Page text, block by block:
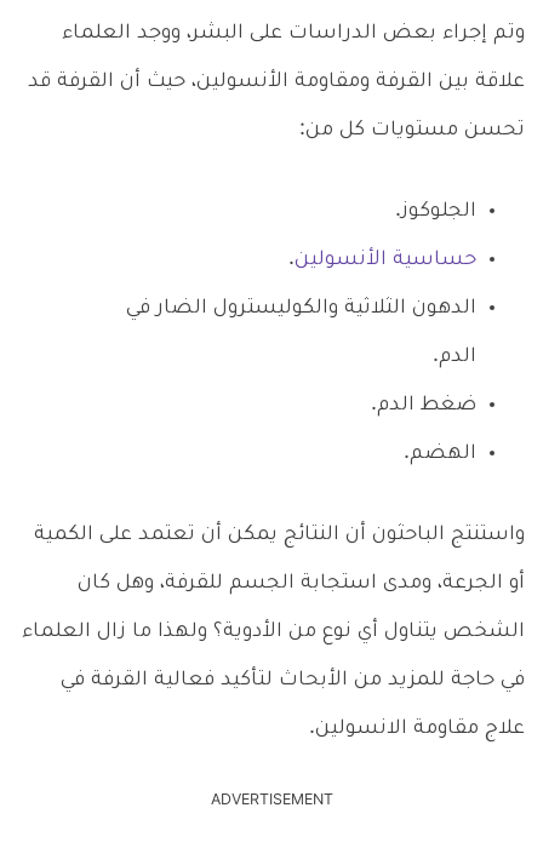
وتم إجراء بعض الدراسات على البشر، ووجد العلماء
علاقة بين القرفة ومقاومة الأنسولين، حيث أن القرفة قد
تحسن مستويات كل من:
الجلوكوز.
حساسية الأنسولين.
الدهون الثلاثية والكوليسترول الضار في
الدم.
ضغط الدم.
الهضم.
واستنتج الباحثون أن النتائج يمكن أن تعتمد على الكمية
أو الجرعة، ومدى استجابة الجسم للقرفة، وهل كان
الشخص يتناول أي نوع من الأدوية؟ ولهذا ما زال العلماء
في حاجة للمزيد من الأبحاث لتأكيد فعالية القرفة في
علاج مقاومة الانسولين.
ADVERTISEMENT